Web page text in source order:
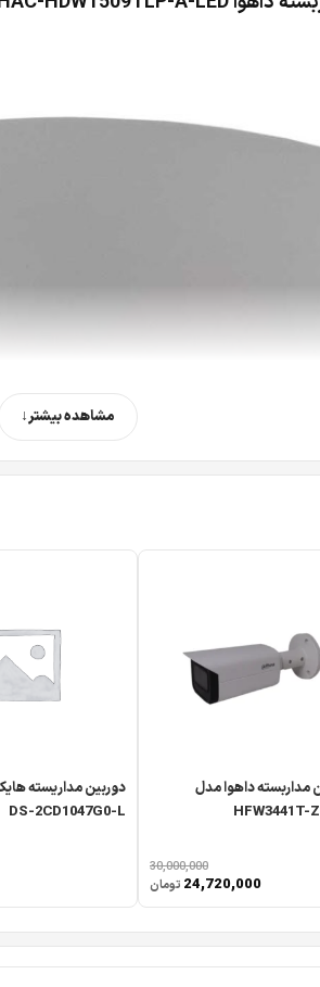
مشاهده بیشتر
مداربسته داهوا مدل
HFW3441T-
30,000,000
24,720,000 تومان
دوربین مداریسته
DS-2CD1047G0-L